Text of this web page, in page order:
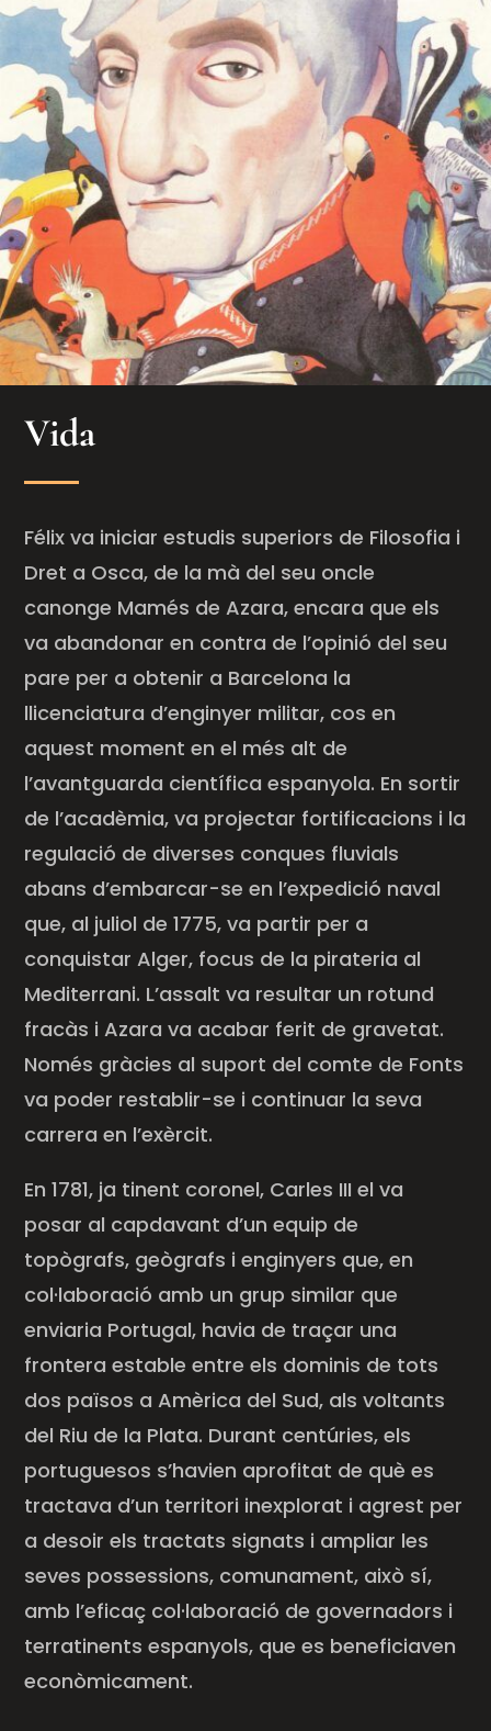
Vida
Félix va iniciar estudis superiors de Filosofia i
Dret a Osca, de la mà del seu oncle
canonge Mamés deAzara, encara que els
va abandonar en contra de l’opinió del seu
pare per a obtenir a Barcelona la
llicenciatura d’enginyer militar, cos en
aquest moment en el més alt de
l’avantguarda científica espanyola. En sortir
de l’acadèmia, va projectar fortificacions i la
regulació de diverses conques fluvials
abans d’embarcar-se en l’expedició naval
que, al juliol de 1775, va partir per a
conquistar Alger, focus de la pirateria al
Mediterrani. L’assalt va resultar un rotund
fracàs iAzara va acabar ferit de gravetat.
Només gràcies al suport del comte de Fonts
va poder restablir-se i continuar la seva
carrera en l’exèrcit.
En 1781, ja tinent coronel, Carles III el va
posar al capdavant d’un equip de
topògrafs, geògrafs i enginyers que, en
col·laboració amb un grup similar que
enviaria Portugal, havia de traçar una
frontera estable entre els dominis de tots
dos països a Amèrica del Sud, als voltants
del Riu de la Plata. Durant centúries, els
portuguesos s’havien aprofitat de què es
tractava d’un territori inexplorat i agrest per
a desoir els tractats signats i ampliar les
seves possessions, comunament, això sí,
amb l’eficaç col·laboració de governadors i
terratinents espanyols, que es beneficiaven
econòmicament.